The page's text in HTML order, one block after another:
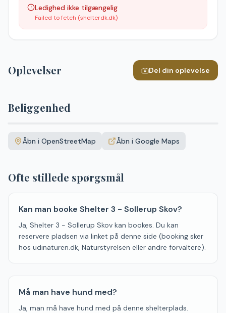
Ledighed ikke tilgængelig
Failed to fetch (shelterdk.dk)
Oplevelser Del din oplevelse
Beliggenhed
+Åbn i OpenStreetMap Åbn i Google Maps
Ofte stillede spørgsmål
Kan man booke Shelter 3 - Sollerup Skov?
Ja, Shelter 3 - Sollerup Skov kan bookes. Du kan
reservere pladsen via linket på denne side (booking sker
hos udinaturen.dk, Naturstyrelsen eller andre forvaltere).
Må man have hund med?
Ja, man må have hund med på denne shelterplads.